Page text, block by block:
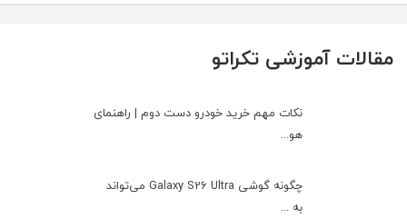
مقالات آموزشی تکراتو
نکات مهم خرید خودرو دست دوم | راهنمای
هو...
چگونه گوشی Galaxy S26 Ultra می‌تواند
به ...